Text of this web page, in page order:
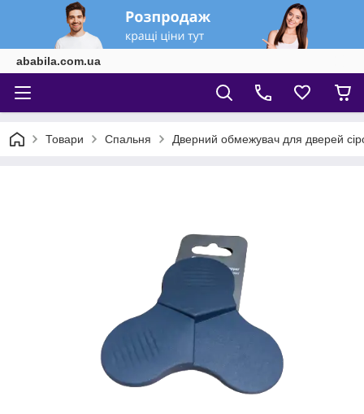
ababila.com.ua
Товари Спальня Дверний обмежувач для дверей